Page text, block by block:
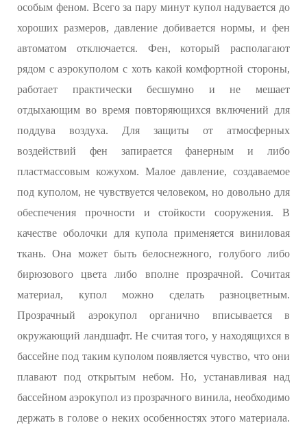
особым феном. Всего за пару минут купол надувается до
хороших размеров, давление добивается нормы, и фен
автоматом отключается. Фен, который располагают
рядом с аэрокуполом с хоть какой комфортной стороны,
работает практически бесшумно и не мешает
отдыхающим во время повторяющихся включений для
поддува воздуха. Для защиты от атмосферных
воздействий фен запирается фанерным и либо
пластмассовым кожухом. Малое давление, создаваемое
под куполом, не чувствуется человеком, но довольно для
обеспечения прочности и стойкости сооружения. В
качестве оболочки для купола применяется виниловая
ткань. Она может быть белоснежного, голубого либо
бирюзового цвета либо вполне прозрачной. Сочитая
материал, купол можно сделать разноцветным.
Прозрачный аэрокупол органично вписывается в
окружающий ландшафт. Не считая того, у находящихся в
бассейне под таким куполом появляется чувство, что они
плавают под открытым небом. Но, устанавливая над
бассейном аэрокупол из прозрачного винила, необходимо
держать в голове о неких особенностях этого материала.